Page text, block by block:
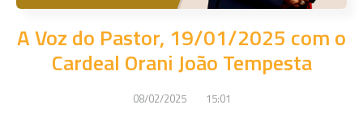
A Voz do Pastor, 19/01/2025 com o
Cardeal Orani João Tempesta
08/02/2025 15:01